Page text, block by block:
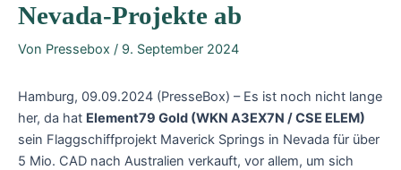
Nevada-Projekte ab
Von Pressebox / 9. September 2024
Hamburg, 09.09.2024 (PresseBox) – Es ist noch nicht lange
her, da hat Element79 Gold (WKN A3EX7N / CSE ELEM)
sein Flaggschiffprojekt Maverick Springs in Nevada für über
5 Mio. CAD nach Australien verkauft, vor allem, um sich